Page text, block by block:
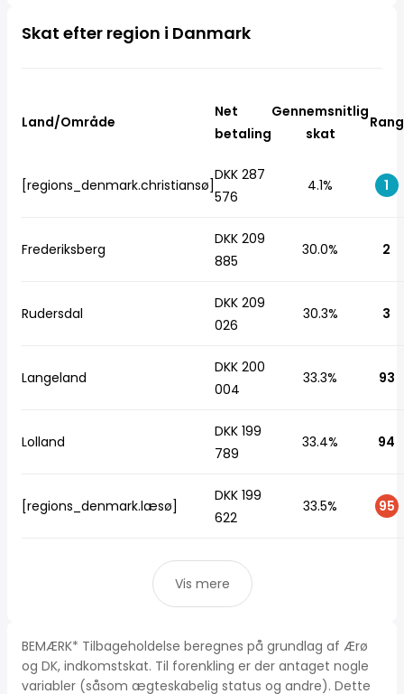
Skat efter region i Danmark
Land/Område
Net
betaling
Gennemsnitlig
skat
Rang
[regions_denmark.christiansø]
DKK 287
576
4.1% 1
Frederiksberg
DKK 209
885
30.0% 2
Rudersdal
DKK 209
026
30.3% 3
Langeland
DKK 200
004
33.3% 93
Lolland
DKK 199
789
33.4% 94
[regions_denmark.læsø]
DKK 199
622
33.5% 95
Vis mere
BEMÆRK* Tilbageholdelse beregnes på grundlag af Ærø
og DK, indkomstskat. Til forenkling er der antaget nogle
variabler (såsom ægteskabelig status og andre). Dette